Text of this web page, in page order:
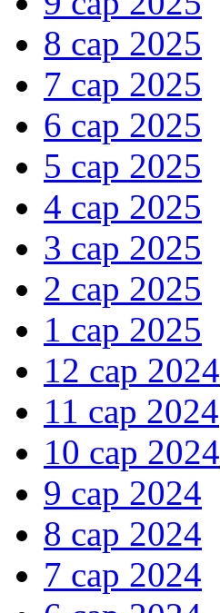
8 сар 2025
7 сар 2025
6 сар 2025
5 сар 2025
4 сар 2025
3 сар 2025
2 сар 2025
1 сар 2025
12 сар 2024
11 сар 2024
10 сар 2024
9 сар 2024
8 сар 2024
7 сар 2024